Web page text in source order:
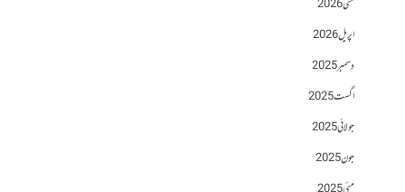
مئی 2026
اپریل 2026
دسمبر 2025
اگست 2025
جولائی 2025
جون 2025